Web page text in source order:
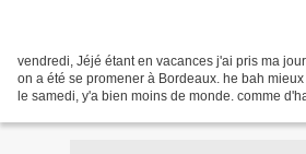
vendredi, Jéjé étant en vacances j'ai pris ma
on a été se promener à Bordeaux. he bah
le samedi, y'a bien moins de monde. comme